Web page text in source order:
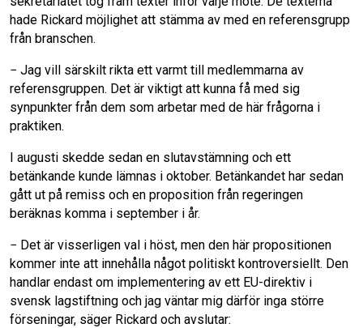
hade Rickard möjlighet att stämma av med en referensgrupp
från branschen.
− Jag vill särskilt rikta ett varmt till medlemmarna av
referensgruppen. Det är viktigt att kunna få med sig
synpunkter från dem som arbetar med de här frågorna i
praktiken.
I augusti skedde sedan en slutavstämning och ett
betänkande kunde lämnas i oktober. Betänkandet har sedan
gått ut på remiss och en proposition från regeringen
beräknas komma i september i år.
− Det är visserligen val i höst, men den här propositionen
kommer inte att innehålla något politiskt kontroversiellt. Den
handlar endast om implementering av ett EU-direktiv i
svensk lagstiftning och jag väntar mig därför inga större
förseningar, säger Rickard och avslutar: